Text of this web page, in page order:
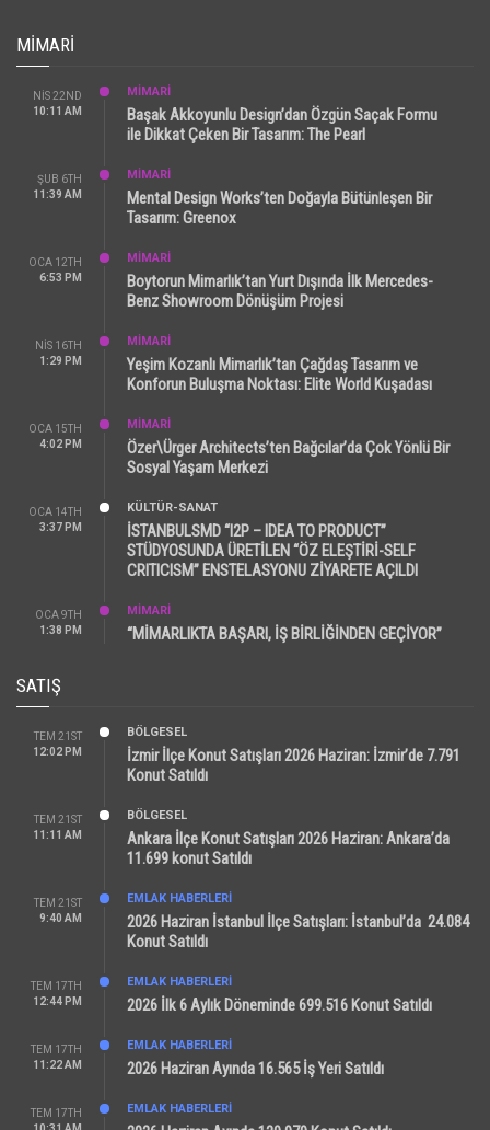
MIMARI
NIS 22ND
10:11 AM
MİMARİ
Başak Akkoyunlu Design’dan Özgün Saçak Formu
ile Dikkat Çeken Bir Tasarım: The Pearl
ŞUB 6TH
11:39 AM
MİMARİ
Mental Design Works’ten Doğayla Bütünleşen Bir
Tasarım: Greenox
OCA 12TH
6:53 PM
MİMARİ
Boytorun Mimarlık’tan Yurt Dışında İlk Mercedes-
Benz Showroom Dönüşüm Projesi
NIS 16TH
1:29 PM
MİMARİ
Yeşim Kozanlı Mimarlık’tan Çağdaş Tasarım ve
Konforun Buluşma Noktası: Elite World Kuşadası
OCA 15TH
4:02 PM
MİMARİ
Özer\Ürger Architects’ten Bağcılar’da Çok Yönlü Bir
Sosyal Yaşam Merkezi
OCA 14TH
3:37 PM
KÜLTÜR-SANAT
İSTANBULSMD “I2P – IDEA TO PRODUCT”
STÜDYOSUNDA ÜRETİLEN “ÖZ ELEŞTİRİ-SELF
CRITICISM” ENSTELASYONU ZİYARETE AÇILDI
OCA 9TH
1:38 PM
MİMARİ
“MİMARLIKTA BAŞARI, İŞ BİRLİĞİNDEN GEÇİYOR”
SATIŞ
TEM 21ST
12:02 PM
BÖLGESEL
İzmir İlçe Konut Satışları 2026 Haziran: İzmir’de 7.791
Konut Satıldı
TEM 21ST
11:11 AM
BÖLGESEL
Ankara İlçe Konut Satışları 2026 Haziran: Ankara’da
11.699 konut Satıldı
TEM 21ST
9:40 AM
EMLAK HABERLERI
2026 Haziran İstanbul İlçe Satışları: İstanbul’da 24.084
Konut Satıldı
TEM 17TH
12:44 PM
EMLAK HABERLERI
2026 İlk 6 Aylık Döneminde 699.516 Konut Satıldı
TEM 17TH
11:22 AM
EMLAK HABERLERI
2026 Haziran Ayında 16.565 İş Yeri Satıldı
TEM 17TH
EMLAK HABERLERI